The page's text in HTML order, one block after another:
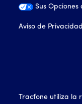
Sus
Aviso de
Tracfone utiliza la